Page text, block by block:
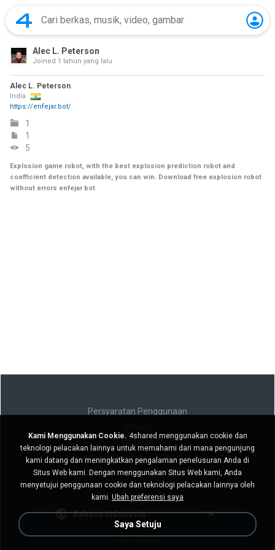
Alec L. Peterson
Joined 1 tahun yang lalu
Alec L. Peterson
India
https://enfejar.bot/
1
1
5
Explosion game robot, with the best explosion prediction robot and
coefficient detection available, you can win. Download free explosion robot
without errors enfejar bot
Persyaratan Penggunaan
Jangan jual informasi pribadi saya
Jangan bagikan informasi pribadi saya
Bahasa Indonesia
Kami Menggunakan Cookie. 4shared menggunakan cookie dan
teknologi pelacakan lainnya untuk memahami dari mana pengunjung
kami datang dan meningkatkan pengalaman penelusuran Anda di
Situs Web kami. Dengan menggunakan Situs Web kami, Anda
menyetujui penggunaan cookie dan teknologi pelacakan lainnya oleh
kami. Ubah preferensi saya
Saya Setuju